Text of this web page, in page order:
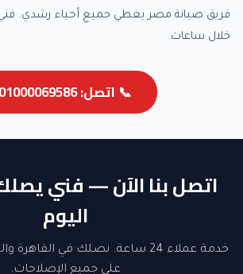
فريق صيانة مصر يغطي جميع أحياء رشدي.
خلال ساعات.
📞 اتصل: 01000069586
اتصل بنا الآن — فني
اليوم
خدمة عملاء 24 ساعة. نصلك في
على جميع الإصلاحات.